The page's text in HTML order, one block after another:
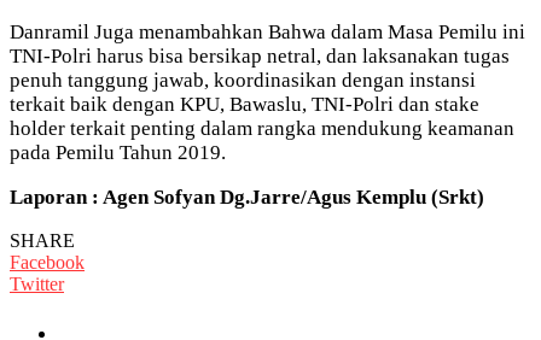
Danramil Juga menambahkan Bahwa dalam Masa Pemilu ini
TNI-Polri harus bisa bersikap netral, dan laksanakan tugas
penuh tanggung jawab, koordinasikan dengan instansi
terkait baik dengan KPU, Bawaslu, TNI-Polri dan stake
holder terkait penting dalam rangka mendukung keamanan
pada Pemilu Tahun 2019.
Laporan : Agen Sofyan Dg.Jarre/Agus Kemplu (Srkt)
SHARE
Facebook
Twitter